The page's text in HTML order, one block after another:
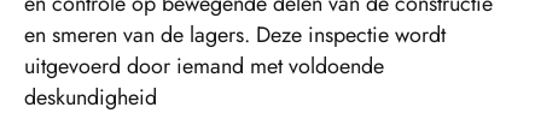
en smeren van de lagers. Deze inspectie wordt
uitgevoerd door iemand met voldoende
deskundigheid